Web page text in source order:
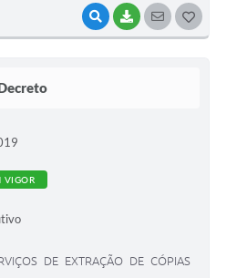
VISUALIZAR
BAIXARSEGUIR
VIGOR
DE EXTRAÇÃO DE CÓPIAS